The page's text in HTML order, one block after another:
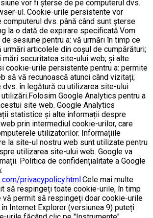
vor fi șterse de pe computerul dvs.
ul. Cookie-urile persistente vor
computerul dvs. până când sunt șterse
la o dată de expirare specificată.Vom
sesiune pentru a: vă urmări în timp ce
urmări articolele din coșul de cumpărături;
mări securitatea site-ului web; și alte
cookie-urile persistente pentru a: permite
să vă recunoască atunci când vizitați;
în legătură cu utilizarea site-ului
Google Analytics pentru a
site web. Google Analytics
statistice și alte informații despre
prin intermediul cookie-urilor, care
utilizatorilor. Informațiile
la site-ul nostru web sunt utilizate pentru
utilizarea site-ului web. Google va
Politica de confidențialitate a Google
privacypolicy.html.Cele mai multe
să respingeți toate cookie-urile, în timp
vă permit să respingeți doar cookie-urile
Internet Explorer (versiunea 9) puteți